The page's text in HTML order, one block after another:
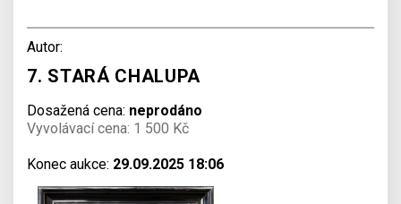
Autor:
7. STARÁ CHALUPA
Dosažená cena: neprodáno
Vyvolávací cena: 1 500 Kč
Konec aukce: 29.09.2025 18:06